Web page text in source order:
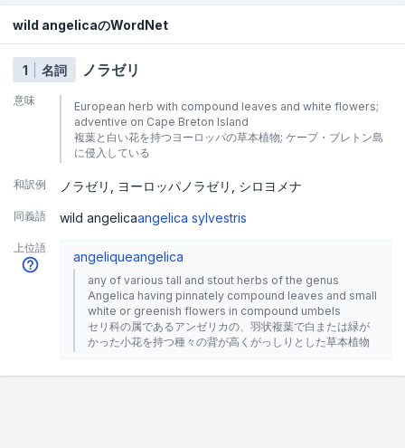
wild angelicaのWordNet
1 名詞 ノラゼリ
意味
European herb with compound leaves and white flowers;
adventive on Cape Breton Island
複葉と白い花を持つヨーロッパの草本植物; ケープ・ブレトン島
に侵入している
和訳例 ノラゼリ ヨーロッパノラゼリ シロヨメナ
同義語 wild angelicaangelica sylvestris
上位語
angeliqueangelica
any of various tall and stout herbs of the genus
Angelica having pinnately compound leaves and small
white or greenish flowers in compound umbels
セリ科の属であるアンゼリカの、羽状複葉で白または緑が
かった小花を持つ種々の背が高くがっしりとした草本植物